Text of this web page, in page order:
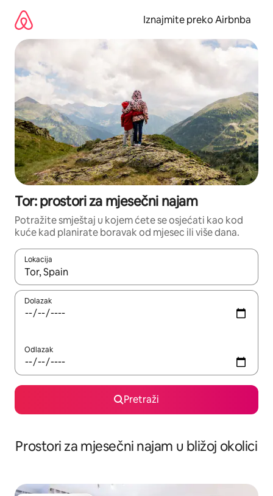
sadržaj
Iznajmite preko Airbnba
Tor: prostori za mjesečni najam
Potražite smještaj u kojem ćete se osjećati kao kod
kuće kad planirate boravak od mjesec ili više dana.
Lokacija
Kada budu dostupni rezultati, moći ćete ih pregledati
Dolazak
Odlazak
Pretraži
Prostori za mjesečni najam u bližoj okolici